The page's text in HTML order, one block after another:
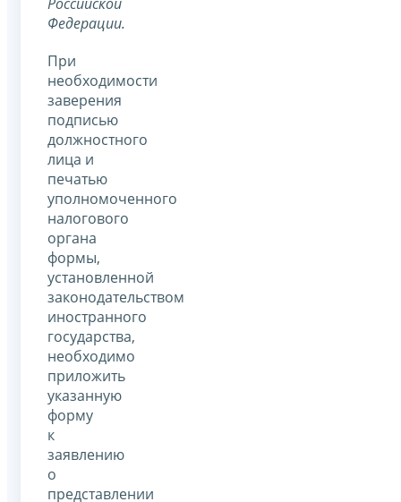
Федерации.
При
необходимости
заверения
подписью
должностного
лица и
печатью
уполномоченного
налогового
органа
формы,
установленной
законодательством
иностранного
государства,
необходимо
приложить
указанную
форму
к
заявлению
о
представлении